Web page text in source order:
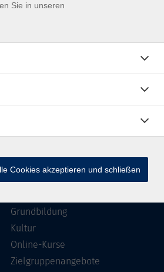
Grundbildung
Kultur
Online-Kurse
Zielgruppenangebote
Sie in unseren
Cookies akzeptieren und schließen